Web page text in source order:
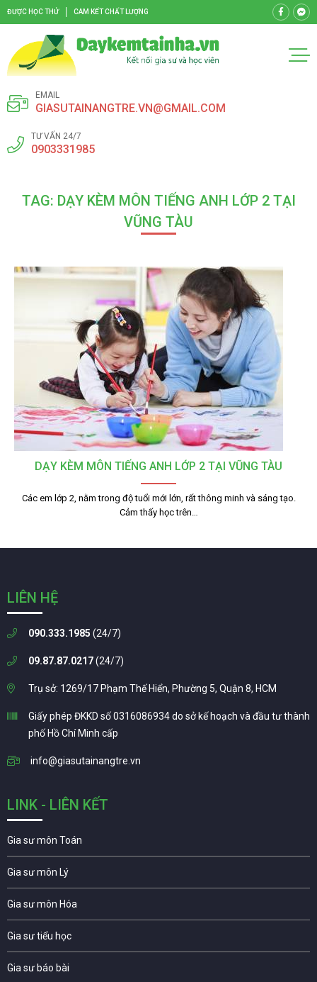
ĐƯỢC HỌC THỬ CAM KẾT CHẤT LƯỢNG
EMAIL
GIASUTAINANGTRE.VN@GMAIL.COM
TƯ VẤN 24/7
0903331985
TAG: DẠY KÈM MÔN TIẾNG ANH LỚP 2 TẠI
VŨNG TÀU
DẠY KÈM MÔN TIẾNG ANH LỚP 2 TẠI VŨNG TÀU
Các em lớp 2, nằm trong độ tuổi mới lớn, rất thông minh và sáng tạo.
Cảm thấy học trên…
LIÊN HỆ
090.333.1985 (24/7)
09.87.87.0217(24/7)
Trụ sở: 1269/17 Phạm Thế Hiển, Phường 5, Quận 8, HCM
Giấy phép ĐKKD số 0316086934 do sở kế hoạch và đầu tư thành
phố Hồ Chí Minh cấp
info@giasutainangtre.vn
LINK - LIÊN KẾT
Gia sư môn Toán
Gia sư môn Lý
Gia sư môn Hóa
Gia sư tiểu học
Gia sư báo bài